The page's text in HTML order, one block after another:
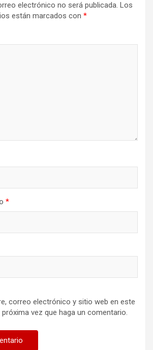
electrónico no será publicada. Los
están marcados con *
*
correo electrónico y sitio web en este
vez que haga un comentario.